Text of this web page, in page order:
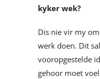
kyker wek?
Dis nie vir my
werk doen. Dit
vooropgestelde
gehoor moet